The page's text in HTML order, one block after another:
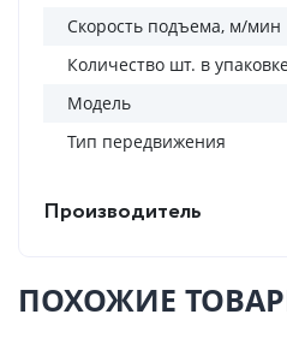
Скорость подъема, м/мин
Количество шт. в
Модель
Тип передвижения
Производитель
ПОХОЖИЕ